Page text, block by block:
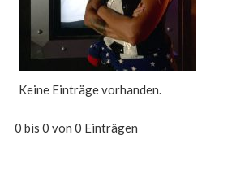
Keine Einträge vorhanden.
0 bis 0 von 0 Einträgen